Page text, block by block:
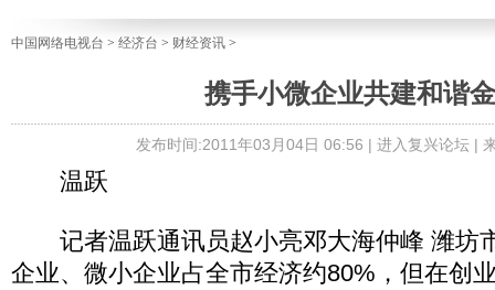
中国网络电视台 > 经济台 > 财经资讯 >
携手小微企业共建和谐
发布时间:2011年03月04日 06:56 | 进入复兴论坛|
温跃
记者温跃通讯员赵小亮邓大海仲峰 潍坊
企业、微小企业占全市经济约80%，但在创